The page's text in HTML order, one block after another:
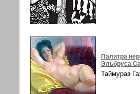
Палитра
Эльбруса
Таймураз